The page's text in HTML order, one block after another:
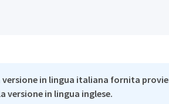
versione in lingua italiana fornita
versione in lingua inglese.